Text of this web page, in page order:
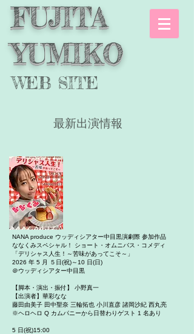
FUJITA
YUMIKO
WEB SITE
最新出演情報
NANA produce ウッディシアター中目黒演劇際 参加作品
ななくみスペシャル！ ショート・オムニバス・コメディ
「デリシャス人生！～苦味があってこそ～」
2026 年 5 月 ５日(祝)～10 日(日)
＠ウッディシアター中目黒
【脚本・演出・振付】 小野真一
【出演者】華彩なな
藤田由美子 田中聖奈 三輪拓也 小川直彦 諸岡沙紀 西丸亮
※ヘロヘロ Q カムパニーから日替わりゲスト 1 名あり
5 日(祝)15:00